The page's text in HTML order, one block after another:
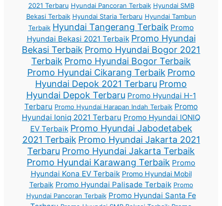
2021 Terbaru Hyundai Pancoran Terbaik Hyundai SMB
Bekasi Terbaik Hyundai Staria Terbaru Hyundai Tambun
Terbaik Hyundai Tangerang Terbaik Promo
Hyundai Bekasi 2021 Terbaik Promo Hyundai
Bekasi Terbaik Promo Hyundai Bogor 2021
Terbaik Promo Hyundai Bogor Terbaik
Promo Hyundai Cikarang Terbaik Promo
Hyundai Depok 2021 Terbaru Promo
Hyundai Depok Terbaru Promo Hyundai H-1
Terbaru Promo Hyundai Harapan Indah Terbaik Promo
Hyundai Ioniq 2021 Terbaru Promo Hyundai IONIQ
EV Terbaik Promo Hyundai Jabodetabek
2021 Terbaik Promo Hyundai Jakarta 2021
Terbaru Promo Hyundai Jakarta Terbaik
Promo Hyundai Karawang Terbaik Promo
Hyundai Kona EV Terbaik Promo Hyundai Mobil
Terbaik Promo Hyundai Palisade Terbaik Promo
Hyundai Pancoran Terbaik Promo Hyundai Santa Fe